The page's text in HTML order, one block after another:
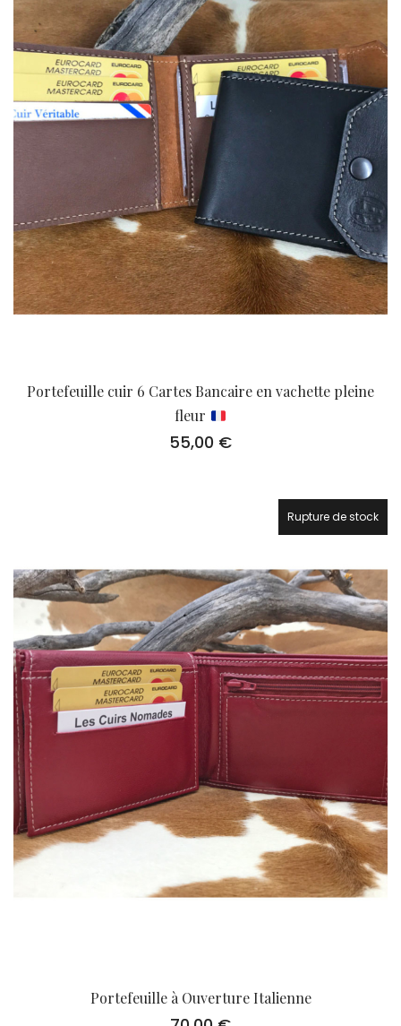
Portefeuille cuir 6 Cartes Bancaire en vachette pleine
fleur
55,00 €
Rupture de stock
Portefeuille à Ouverture Italienne